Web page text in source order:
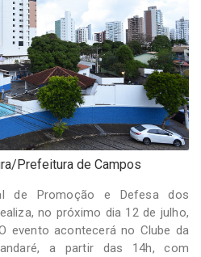
Prefeitura de Campos
de Promoção e Defesa dos
no próximo dia 12 de julho,
evento acontecerá no Clube da
a partir das 14h, com